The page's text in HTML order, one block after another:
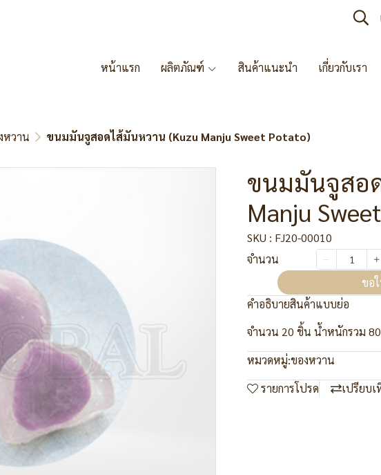
หน้าแรก ผลิตภัณฑ์ สินค้าแนะนำ เกี่ยวกับเรา
หวาน ขนมมันจูสอดไส้มันหวาน (Kuzu Manju Sweet Potato)
ขนมมันจูสอ
Manju
SKU : FJ20-00010
จำนวน
ขอ
คำอธิบายสินค้าแบบย่อ
จำนวน 20 ชิ้น น้ำหนักรวม
หมวดหมู่:ของหวาน
รายการโปรด
เปรียบเ